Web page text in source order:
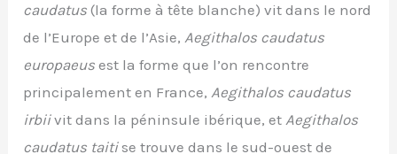
caudatus (la forme à tête blanche) vit dans le nord
de l’Europe et de l’Asie,Aegithalos caudatus
europaeus est la forme que l’on rencontre
principalement en France,Aegithalos caudatus
irbiivit dans la péninsule ibérique, etAegithalos
caudatus taitise trouve dans le sud-ouest de